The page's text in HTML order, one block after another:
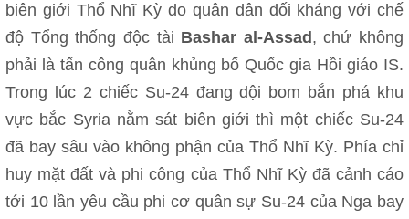
biên giới Thổ Nhĩ Kỳ do quân dân đối kháng với chế
độ Tổng thống độc tài Bashar al-Assad , chứ không
phải là tấn công quân khủng bố Quốc gia Hồi giáo IS.
Trong lúc 2 chiếc Su-24 đang dội bom bắn phá khu
vực bắc Syria nằm sát biên giới thì một chiếc Su-24
đã bay sâu vào không phận của Thổ Nhĩ Kỳ. Phía chỉ
huy mặt đất và phi công của Thổ Nhĩ Kỳ đã cảnh cáo
tới 10 lần yêu cầu phi cơ quân sự Su-24 của Nga bay